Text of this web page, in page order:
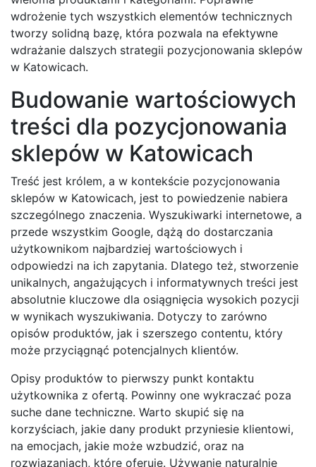
wdrożenie tych wszystkich elementów technicznych
tworzy solidną bazę, która pozwala na efektywne
wdrażanie dalszych strategii pozycjonowania sklepów
w Katowicach.
Budowanie wartościowych
treści dla pozycjonowania
sklepów w Katowicach
Treść jest królem, a w kontekście pozycjonowania
sklepów w Katowicach, jest to powiedzenie nabiera
szczególnego znaczenia. Wyszukiwarki internetowe, a
przede wszystkim Google, dążą do dostarczania
użytkownikom najbardziej wartościowych i
odpowiedzi na ich zapytania. Dlatego też, stworzenie
unikalnych, angażujących i informatywnych treści jest
absolutnie kluczowe dla osiągnięcia wysokich pozycji
w wynikach wyszukiwania. Dotyczy to zarówno
opisów produktów, jak i szerszego contentu, który
może przyciągnąć potencjalnych klientów.
Opisy produktów to pierwszy punkt kontaktu
użytkownika z ofertą. Powinny one wykraczać poza
suche dane techniczne. Warto skupić się na
korzyściach, jakie dany produkt przyniesie klientowi,
na emocjach, jakie może wzbudzić, oraz na
rozwiązaniach, które oferuje. Używanie naturalnie